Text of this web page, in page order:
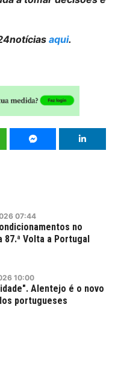
aqui.
07:44
no
Volta a Portugal
10:00
Alentejo é o novo
portugueses